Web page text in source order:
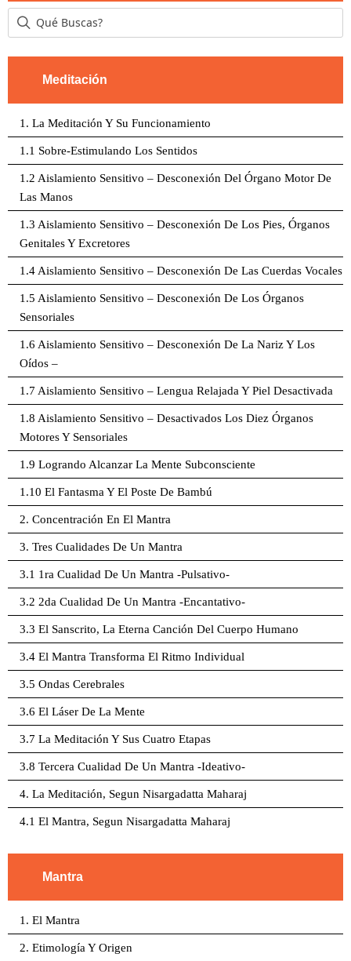
Meditación
1. La Meditación Y Su Funcionamiento
1.1 Sobre-Estimulando Los Sentidos
1.2 Aislamiento Sensitivo – Desconexión Del Órgano Motor De
Las Manos
1.3 Aislamiento Sensitivo – Desconexión De Los Pies, Órganos
Genitales Y Excretores
1.4 Aislamiento Sensitivo – Desconexión De Las Cuerdas Vocales
1.5 Aislamiento Sensitivo – Desconexión De Los Órganos
Sensoriales
1.6 Aislamiento Sensitivo – Desconexión De La Nariz Y Los
Oídos –
1.7 Aislamiento Sensitivo – Lengua Relajada Y Piel Desactivada
1.8 Aislamiento Sensitivo – Desactivados Los Diez Órganos
Motores Y Sensoriales
1.9 Logrando Alcanzar La Mente Subconsciente
1.10 El Fantasma Y El Poste De Bambú
2. Concentración En El Mantra
3. Tres Cualidades De Un Mantra
3.1 1ra Cualidad De Un Mantra -Pulsativo-
3.2 2da Cualidad De Un Mantra -Encantativo-
3.3 El Sanscrito, La Eterna Canción Del Cuerpo Humano
3.4 El Mantra Transforma El Ritmo Individual
3.5 Ondas Cerebrales
3.6 El Láser De La Mente
3.7 La Meditación Y Sus Cuatro Etapas
3.8 Tercera Cualidad De Un Mantra -Ideativo-
4. La Meditación, Segun Nisargadatta Maharaj
4.1 El Mantra, Segun Nisargadatta Maharaj
Mantra
1. El Mantra
2. Etimología Y Origen